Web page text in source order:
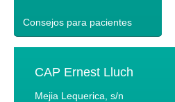
Consejos para pacientes
CAP Ernest Lluch
Mejia Lequerica, s/n